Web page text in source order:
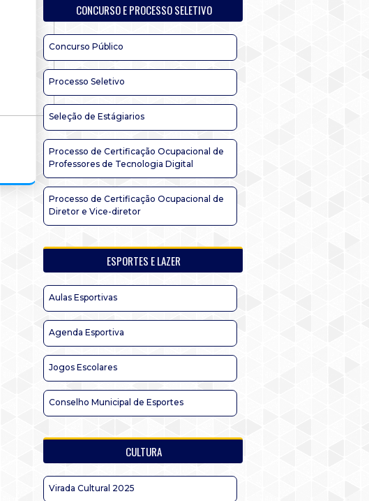
CONCURSO E PROCESSO SELETIVO
Concurso Público
Processo Seletivo
Seleção de Estágiarios
Processo de Certificação Ocupacional de
Professores de Tecnologia Digital
Processo de Certificação Ocupacional de
Diretor e Vice-diretor
ESPORTES E LAZER
Aulas Esportivas
Agenda Esportiva
Jogos Escolares
Conselho Municipal de Esportes
CULTURA
Virada Cultural 2025